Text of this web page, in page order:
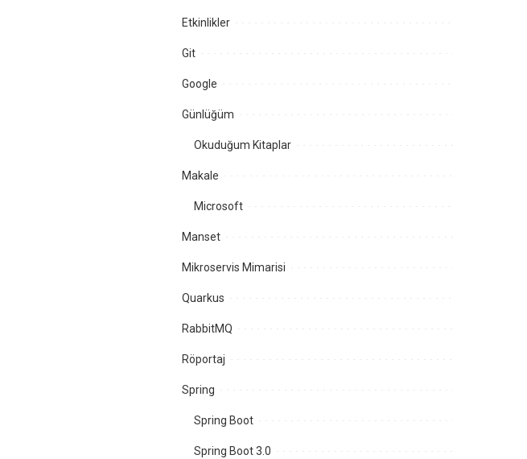
Etkinlikler
Git
Google
Günlüğüm
Okuduğum Kitaplar
Makale
Microsoft
Manset
Mikroservis Mimarisi
Quarkus
RabbitMQ
Röportaj
Spring
Spring Boot
Spring Boot 3.0